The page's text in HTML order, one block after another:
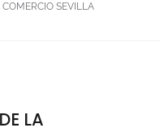
SEVILLA
LA